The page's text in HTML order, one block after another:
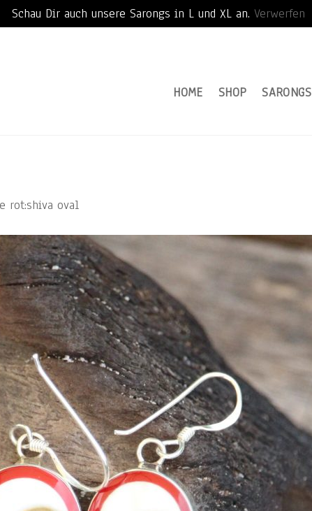
Schau Dir auch unsere Sarongs in L und XL an. Verwerfen
HOME
SHOP SARONGS
rot:shiva oval